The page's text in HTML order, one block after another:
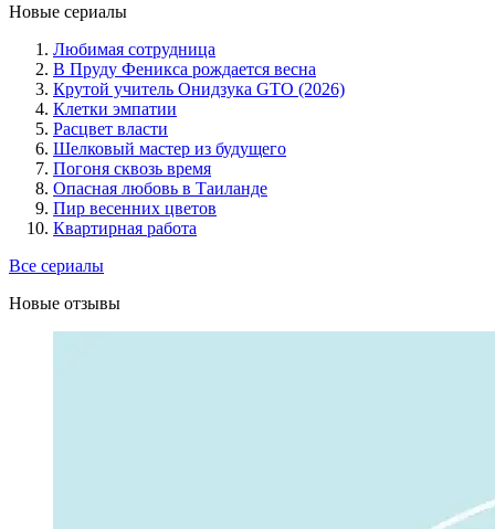
Новые сериалы
Любимая сотрудница
В Пруду Феникса рождается весна
Крутой учитель Онидзука GTO (2026)
Клетки эмпатии
Расцвет власти
Шелковый мастер из будущего
Погоня сквозь время
Опасная любовь в Таиланде
Пир весенних цветов
Квартирная работа
Все сериалы
Новые отзывы